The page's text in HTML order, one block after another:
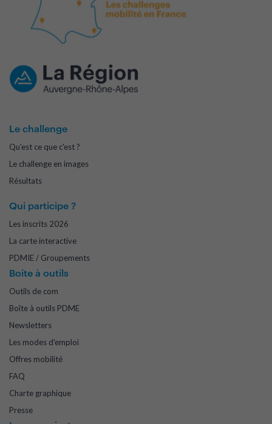
Le challenge
Qu'est ce que c'est ?
Le challenge en images
Résultats
Qui participe ?
Les inscrits 2026
La carte interactive
PDMIE / Groupements
Boite à outils
Outils de com
Boîte à outils PDME
Newsletters
Les modes d'emploi
Offres mobilité
FAQ
Charte graphique
Presse